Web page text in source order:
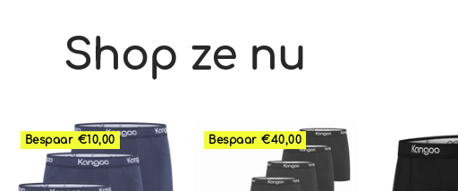
Shop ze nu
Bespaar €10,00 Bespaar €40,00